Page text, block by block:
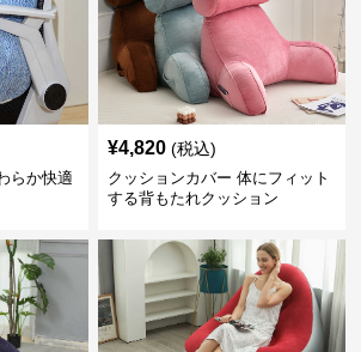
らか快適
¥4,820 (税込)
クッションカバー 体にフィット
する背もたれクッション